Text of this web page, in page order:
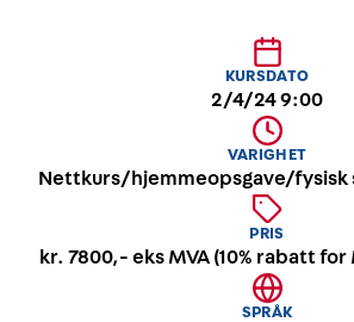
KURSDATO
2/4/24 9:00
VARIGHET
Nettkurs/hjemmeopsgave/fysisk
PRIS
kr. 7800,- eks MVA (10% rabatt
SPRÅK